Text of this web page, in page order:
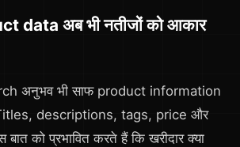
data अब भी नतीजों को आकार
अनुभव भी साफ product information
Titles, descriptions, tags, price और
को प्रभावित करते हैं कि खरीदार क्या